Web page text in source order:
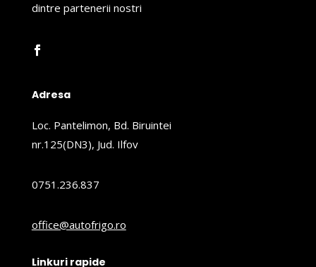
dintre partenerii nostri
Adresa
Loc. Pantelimon, Bd. Biruintei
nr.125(DN3), Jud. Ilfov
0751.236.837
office@autofrigo.ro
Linkuri rapide